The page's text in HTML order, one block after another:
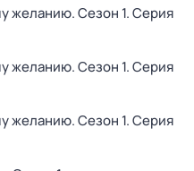
желанию. Сезон 1. Серия
желанию. Сезон 1. Серия
желанию. Сезон 1. Серия